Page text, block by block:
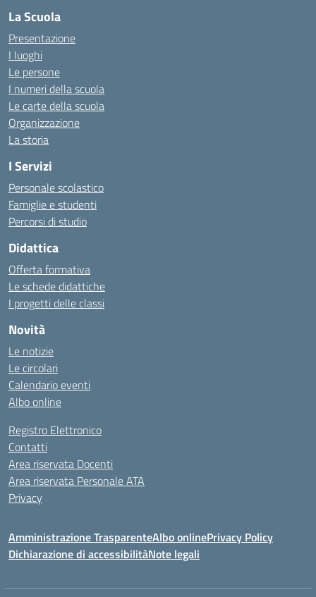
La Scuola
Presentazione
I luoghi
Le persone
I numeri della scuola
Le carte della scuola
Organizzazione
La storia
I Servizi
Personale scolastico
Famiglie e studenti
Percorsi di studio
Didattica
Offerta formativa
Le schede didattiche
I progetti delle classi
Novità
Le notizie
Le circolari
Calendario eventi
Albo online
Registro Elettronico
Contatti
Area riservata Docenti
Area riservata Personale ATA
Privacy
Amministrazione TrasparenteAlbo onlinePrivacy Policy
Dichiarazione di accessibilitàNote legali